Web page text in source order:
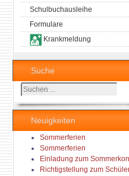
Schulbuchausleihe
Formulare
Krankmeldung
Suche
Suchen
...
Neuigkeiten
Sommerferien
Sommerferien
Einladung zum
Richtigstellung zum